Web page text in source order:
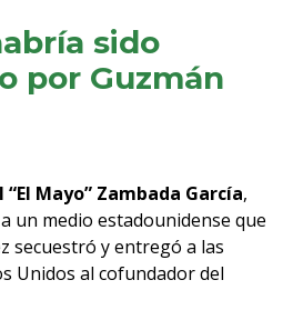
sido
por Guzmán
“El Mayo” Zambada García,
un medio estadounidense que
secuestró y entregó a las
Unidos al cofundador del